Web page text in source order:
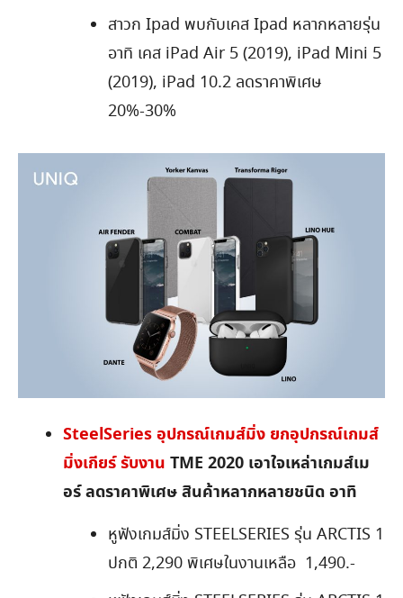
สาวก Ipad พบกับเคส Ipad หลากหลายรุ่น
อาทิ เคส iPad Air 5 (2019), iPad Mini 5
(2019), iPad 10.2 ลดราคาพิเศษ
20%-30%
SteelSeriesอุปกรณ์เกมส์มิ่ง ยกอุปกรณ์เกมส์
มิ่งเกียร์ รับงาน TME 2020 เอาใจเหล่าเกมส์เม
อร์ ลดราคาพิเศษ สินค้าหลากหลายชนิด อาทิ
หูฟังเกมส์มิ่ง STEELSERIES รุ่น ARCTIS 1
ปกติ 2,290 พิเศษในงานเหลือ 1,490.-